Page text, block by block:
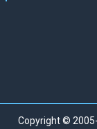
Copyright ©